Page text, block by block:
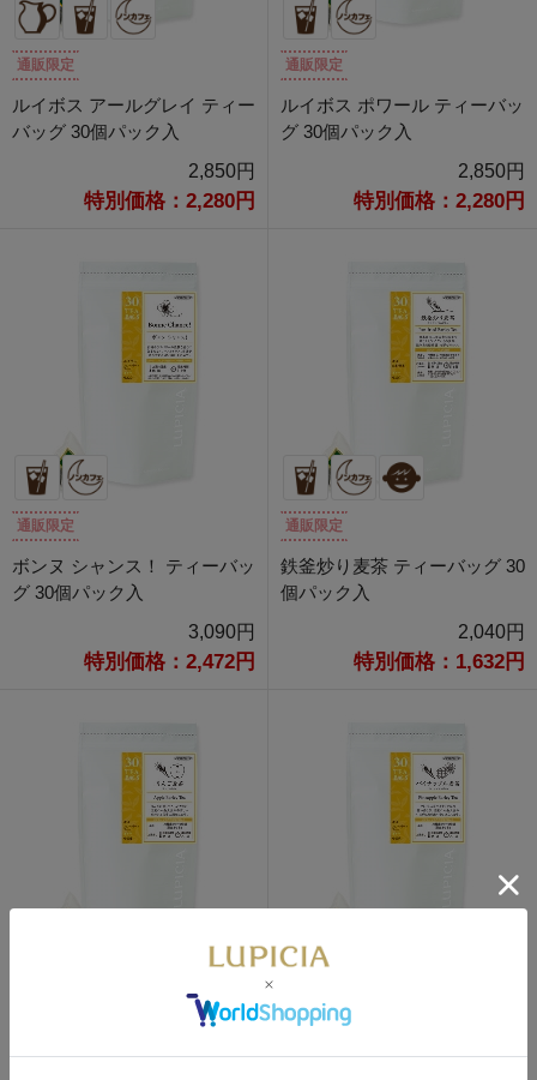
通販限定
ルイボス アールグレイ ティー
バッグ 30個パック入
2,850円
特別価格：2,280円
通販限定
ルイボス ポワール ティーバッ
グ 30個パック入
2,850円
特別価格：2,280円
通販限定
ボンヌ シャンス！ ティーバッ
グ 30個パック入
3,090円
特別価格：2,472円
通販限定
鉄釜炒り麦茶 ティーバッグ 30
個パック入
2,040円
特別価格：1,632円
りんご麦茶 ティーバッグ 30
個パック入
パイナップル麦茶 ティーバッ
グ 30個パック入